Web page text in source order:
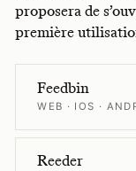
proposera de
première
Feedbin
WEB · IOS ·
Reeder